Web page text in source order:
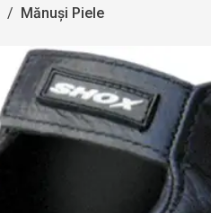
/ Mănuși Piele